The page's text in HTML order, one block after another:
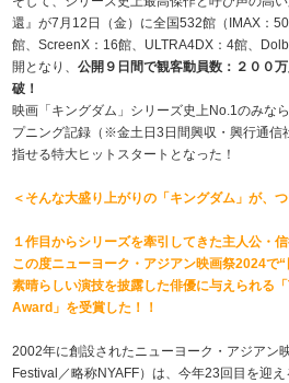
還』が7月12日（金）に全国532館（IMAX：
館、ScreenX：16館、ULTRA4DX：4館、
開となり、公開９日間で観客動員数：２００
破！
映画「キングダム」シリーズ史上No.1のみな
プニング記録（※金土日3日間興収・興行通信
指せる特大ヒットスタートとなった！
＜そんな大盛り上がりの「キングダム」が、
１作目からシリーズを牽引してきた主人公・信
この度ニューヨーク・アジアン映画祭2024で“
素晴らしい演技を披露した俳優に与えられる
Award」を受賞した！！
2002年に創設されたニューヨーク・アジアン
Festival／略称NYAFF）は、今年23回目を迎